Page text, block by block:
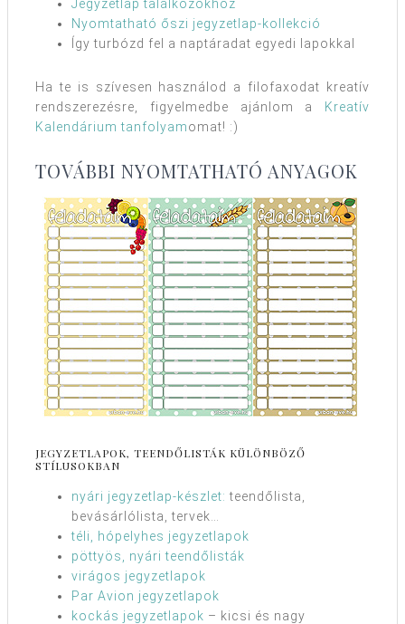
Jegyzetlap találkozókhoz
Nyomtatható őszi jegyzetlap-kollekció
Így turbózd fel a naptáradat egyedi lapokkal
Ha te is szívesen használod a filofaxodat kreatív
rendszerezésre, figyelmedbe ajánlom a Kreatív
Kalendárium tanfolyamomat! :)
TOVÁBBI NYOMTATHATÓ ANYAGOK
JEGYZETLAPOK, TEENDŐLISTÁK KÜLÖNBÖZŐ
STÍLUSOKBAN
nyári jegyzetlap-készlet: teendőlista,
bevásárlólista, tervek…
téli, hópelyhes jegyzetlapok
pöttyös, nyári teendőlisták
virágos jegyzetlapok
Par Avion jegyzetlapok
kockás jegyzetlapok – kicsi és nagy